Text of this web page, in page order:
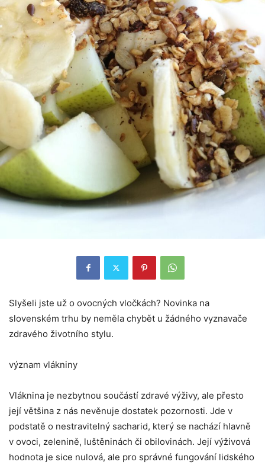
Slyšeli jste už o ovocných vločkách? Novinka na
slovenském trhu by neměla chybět u žádného vyznavače
zdravého životního stylu.
význam vlákniny
Vláknina je nezbytnou součástí zdravé výživy, ale přesto
její většina z nás nevěnuje dostatek pozornosti. Jde v
podstatě o nestravitelný sacharid, který se nachází hlavně
v ovoci, zelenině, luštěninách či obilovinách. Její výživová
hodnota je sice nulová, ale pro správné fungování lidského